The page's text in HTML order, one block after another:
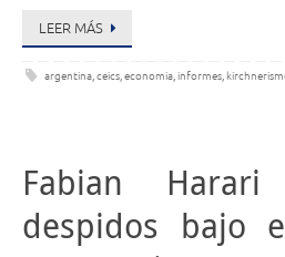
LEER MÁS
argentina,ceics,economia,informes,
Fabian
despidos bajo